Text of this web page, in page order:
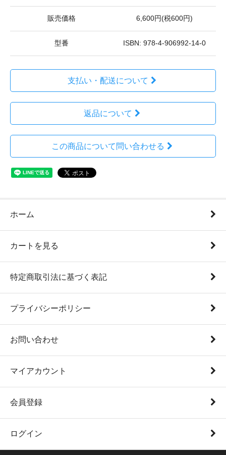
販売価格 6,600円(税600円)
型番 ISBN: 978-4-906992-14-0
支払い・配送について
返品について
この商品について問い合わせる
ホーム
カートを見る
特定商取引法に基づく表記
プライバシーポリシー
お問い合わせ
マイアカウント
会員登録
ログイン